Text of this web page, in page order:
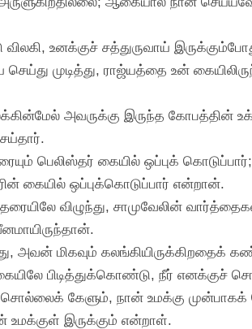
உனக்குச் சத்துருவாய்
முடித்து, ராஜ்யத்தை உன்
அவருக்கு இருந்த கோபத்தின்
பெலிஸ்தர் கையில் ஒப்புக்
கையில் ஒப்புக்கொடுப்பார் என்றான்.
விழுந்து, சாமுவேலின்
அவன் மிகவும்
பிடித்துக்கொண்டு, நீர் எனக்குச்
சொல்லைக் கேளும், நான் உமக்கு
உமக்குள் இருக்கும் என்றாள்.